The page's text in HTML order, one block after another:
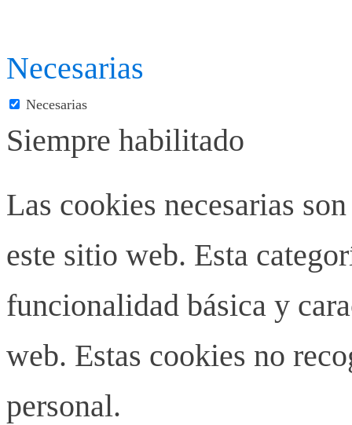
Necesarias
Necesarias
Siempre habilitado
Las cookies necesarias
este sitio web. Esta
funcionalidad básica y
web. Estas cookies no
personal.